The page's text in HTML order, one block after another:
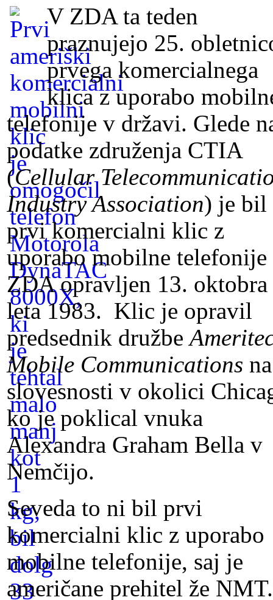
V ZDA ta teden
praznujejo 25.
prvega komercialnega
klica z uporabo
telefonije v državi. Glede
podatke združenja CTIA
(Cellular
Industry Association) je bil
prvi komercialni klic z
uporabo mobilne telefonije
ZDA opravljen 13. oktobra
leta 1983. Klic je opravil
predsednik družbe
Mobile Communications na
slovesnosti v okolici
ko je poklical vnuka
Alexandra Graham Bella v
Nemčijo.
Seveda to ni bil prvi
komercialni klic z uporabo
mobilne telefonije, saj je
američane prehitel že